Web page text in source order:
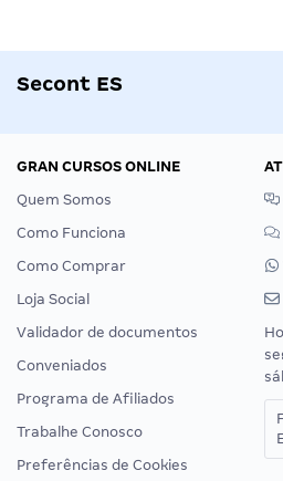
Secont ES
GRAN CURSOS ONLINE
Quem Somos
Como Funciona
Como Comprar
Loja Social
Validador de documentos
Conveniados
Programa de Afiliados
Trabalhe Conosco
Preferências de Cookies